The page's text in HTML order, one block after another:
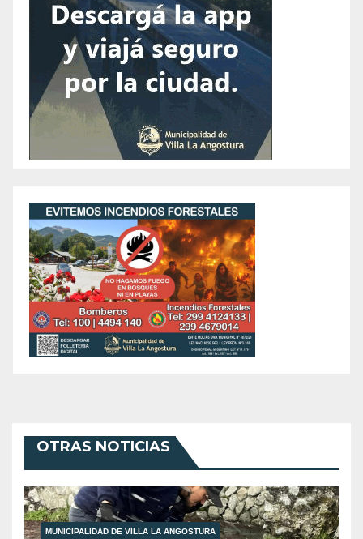
OTRAS NOTICIAS
MUNICIPALIDAD DE VILLA LA ANGOSTURA